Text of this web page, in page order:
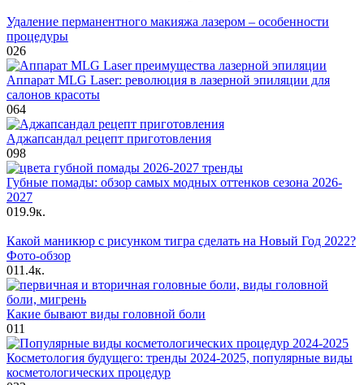
Удаление перманентного макияжа лазером – особенности
процедуры
026
Аппарат MLG Laser: революция в лазерной эпиляции для
салонов красоты
064
Аджапсандал рецепт приготовления
098
Губные помады: обзор самых модных оттенков сезона 2026-
2027
019.9к.
Какой маникюр с рисунком тигра сделать на Новый Год 2022?
Фото-обзор
011.4к.
Какие бывают виды головной боли
011
Косметология будущего: тренды 2024-2025, популярные виды
косметологических процедур